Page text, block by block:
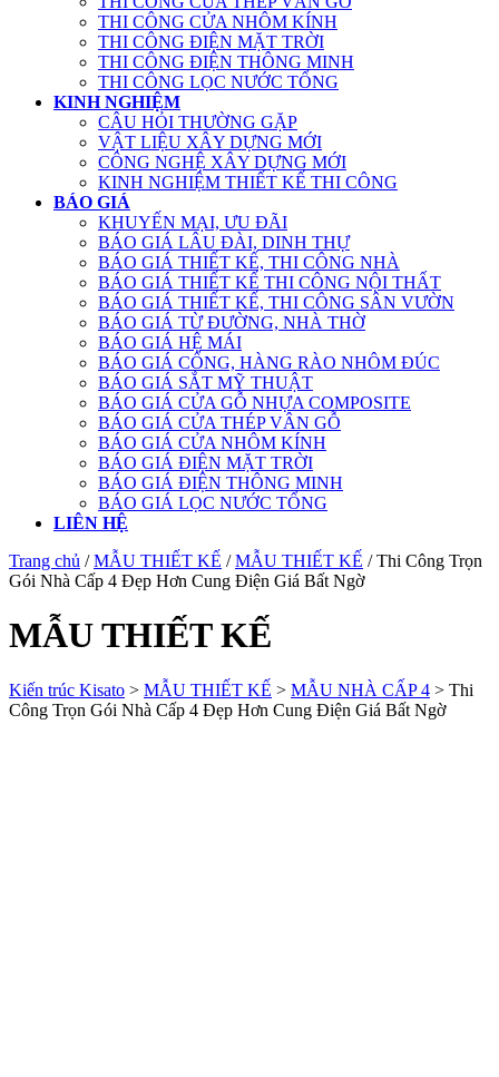
THI CÔNG CỬA NHÔM KÍNH
THI CÔNG ĐIỆN MẶT TRỜI
THI CÔNG ĐIỆN THÔNG MINH
THI CÔNG LỌC NƯỚC TỔNG
KINH NGHIỆM
CÂU HỎI THƯỜNG GẶP
VẬT LIỆU XÂY DỰNG MỚI
CÔNG NGHỆ XÂY DỰNG MỚI
KINH NGHIỆM THIẾT KẾ THI CÔNG
BÁO GIÁ
KHUYẾN MẠI, ƯU ĐÃI
BÁO GIÁ LÂU ĐÀI, DINH THỰ
BÁO GIÁ THIẾT KẾ, THI CÔNG NHÀ
BÁO GIÁ THIẾT KẾ THI CÔNG NỘI THẤT
BÁO GIÁ THIẾT KẾ, THI CÔNG SÂN VƯỜN
BÁO GIÁ TỪ ĐƯỜNG, NHÀ THỜ
BÁO GIÁ HỆ MÁI
BÁO GIÁ CỔNG, HÀNG RÀO NHÔM ĐÚC
BÁO GIÁ SẮT MỸ THUẬT
BÁO GIÁ CỬA GỖ NHỰA COMPOSITE
BÁO GIÁ CỬA THÉP VÂN GỖ
BÁO GIÁ CỬA NHÔM KÍNH
BÁO GIÁ ĐIỆN MẶT TRỜI
BÁO GIÁ ĐIỆN THÔNG MINH
BÁO GIÁ LỌC NƯỚC TỔNG
LIÊN HỆ
Trang chủ /MẪU THIẾT KẾ /MẪU THIẾT KẾ / Thi Công Trọn
Gói Nhà Cấp 4 Đẹp Hơn Cung Điện Giá Bất Ngờ
MẪU THIẾT KẾ
Kiến trúc Kisato > MẪU THIẾT KẾ > MẪU NHÀ CẤP 4 > Thi
Công Trọn Gói Nhà Cấp 4 Đẹp Hơn Cung Điện Giá Bất Ngờ